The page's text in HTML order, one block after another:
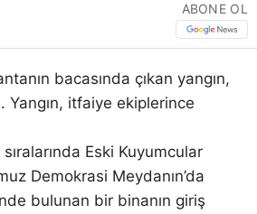
Youtube
ABONE OL
bacasında çıkan yangın,
Yangın, itfaiye ekiplerince
Eski Kuyumcular
Demokrasi Meydanın’da
bulunan bir binanın giriş